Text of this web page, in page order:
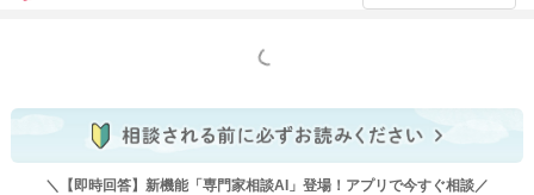
もっと見る
＼【即時回答】新機能「専門家相談AI」登場！アプリで今すぐ相談／